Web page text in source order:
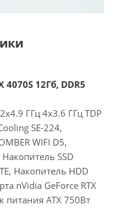
12Гб, DDR5
ГГц 4x3.6 ГГц TDP
SE-224,
WIFI D5,
SSD
Накопитель HDD
nVidia GeForce RTX
питания ATX 750Вт